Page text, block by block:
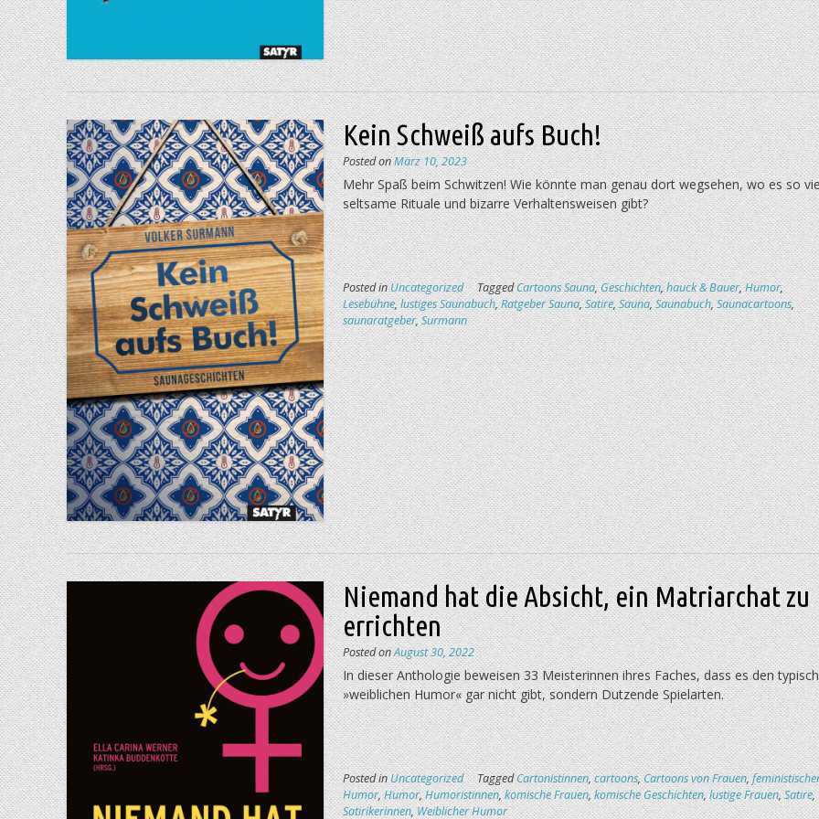
Kein Schweiß aufs Buch!
Posted onMärz 10, 2023
Mehr Spaß beim Schwitzen! Wie könnte man genau dort wegsehen, wo es so
seltsame Rituale und bizarre Verhaltensweisen gibt?
Posted inUncategorized TaggedCartoons Sauna,Geschichten,hauck & Bauer,Humor,
Lesebühne,lustiges Saunabuch,Ratgeber Sauna,Satire,Sauna,Saunabuch,Saunacartoons,
saunaratgeber,Surmann
Niemand hat die Absicht, ein Matriarchat zu
errichten
Posted onAugust 30, 2022
In dieser Anthologie beweisen 33 Meisterinnen ihres Faches, dass es den typisch
»weiblichen Humor« gar nicht gibt, sondern Dutzende Spielarten.
Posted inUncategorized TaggedCartonistinnen,cartoons,Cartoons von Frauen,
Humor,Humor,Humoristinnen,komische Frauen,komische Geschichten,lustige Frauen,Satire,
Satirikerinnen,Weiblicher Humor